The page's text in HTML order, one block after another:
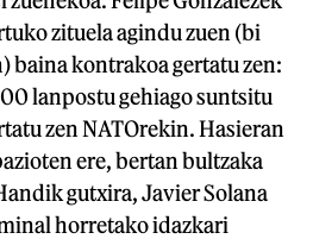
zituela agindu zuen (bi
baina kontrakoa gertatu zen:
lanpostu gehiago suntsitu
zen NATOrekin. Hasieran
ere, bertan bultzaka
gutxira, Javier Solana
horretako idazkari